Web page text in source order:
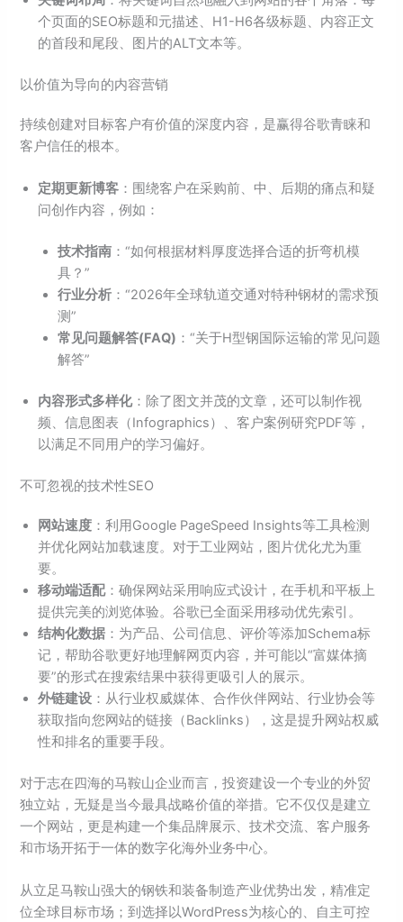
个页面的SEO标题和元描述、H1-H6各级标题、内容正文
的首段和尾段、图片的ALT文本等。
以价值为导向的内容营销
持续创建对目标客户有价值的深度内容，是赢得谷歌青睐和
客户信任的根本。
定期更新博客 ：围绕客户在采购前、中、后期的痛点和疑
问创作内容，例如：
技术指南 ：“如何根据材料厚度选择合适的折弯机模
具？”
行业分析 ：“2026年全球轨道交通对特种钢材的需求预
测”
常见问题解答(FAQ) ：“关于H型钢国际运输的常见问题
解答”
内容形式多样化：除了图文并茂的文章，还可以制作视
频、信息图表（Infographics）、客户案例研究PDF等，
以满足不同用户的学习偏好。
不可忽视的技术性SEO
网站速度 ：利用Google PageSpeed Insights等工具检测
并优化网站加载速度。对于工业网站，图片优化尤为重
要。
移动端适配：确保网站采用响应式设计，在手机和平板上
提供完美的浏览体验。谷歌已全面采用移动优先索引。
结构化数据 ：为产品、公司信息、评价等添加Schema标
记，帮助谷歌更好地理解网页内容，并可能以“富媒体摘
要”的形式在搜索结果中获得更吸引人的展示。
外链建设 ：从行业权威媒体、合作伙伴网站、行业协会等
获取指向您网站的链接（Backlinks），这是提升网站权威
性和排名的重要手段。
对于志在四海的马鞍山企业而言，投资建设一个专业的外贸
独立站，无疑是当今最具战略价值的举措。它不仅仅是建立
一个网站，更是构建一个集品牌展示、技术交流、客户服务
和市场开拓于一体的数字化海外业务中心。
从立足马鞍山强大的钢铁和装备制造产业优势出发，精准定
位全球目标市场；到选择以WordPress为核心的、自主可控